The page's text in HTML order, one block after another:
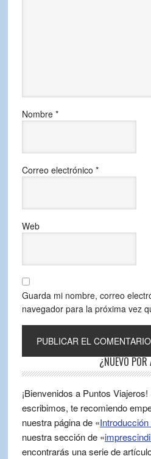
Nombre *
Correo electrónico *
Web
Guarda mi nombre, correo
navegador para la próxima vez
¿NUEVO
¡Bienvenidos a Puntos
escribimos, te recomiendo
nuestra página de «
nuestra sección de «
encontrarás una serie de